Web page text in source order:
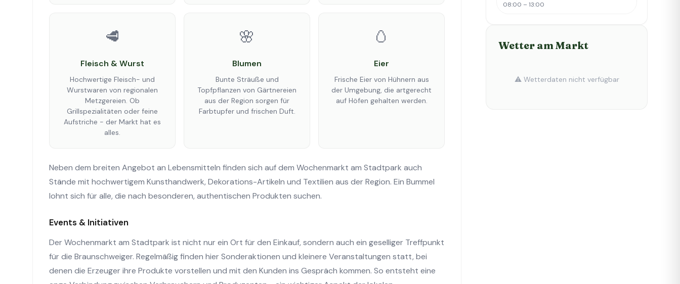
🥩
Fleisch & Wurst
Hochwertige Fleisch- und
Wurstwaren von regionalen
Metzgereien. Ob
Grillspezialitäten oder feine
Aufstriche - der Markt hat es
alles.
🌸
Blumen
Bunte Sträuße und
Topfpflanzen von Gärtnereien
aus der Region sorgen für
Farbtupfer und frischen Duft.
🥚
Eier
Frische Eier von Hühnern aus
der Umgebung, die artgerecht
auf Höfen gehalten werden.
Neben dem breiten Angebot an Lebensmitteln finden sich auf dem Wochenmarkt am Stadtpark auch
Stände mit hochwertigem Kunsthandwerk, Dekorations-Artikeln und Textilien aus der Region. Ein Bummel
lohnt sich für alle, die nach besonderen, authentischen Produkten suchen.
Events & Initiativen
Der Wochenmarkt am Stadtpark ist nicht nur ein Ort für den Einkauf, sondern auch ein geselliger Treffpunkt
für die Braunschweiger. Regelmäßig finden hier Sonderaktionen und kleinere Veranstaltungen statt, bei
denen die Erzeuger ihre Produkte vorstellen und mit den Kunden ins Gespräch kommen. So entsteht eine
08:00 – 13:00
Wetter am Markt
⚠️ Wetterdaten nicht verfügbar